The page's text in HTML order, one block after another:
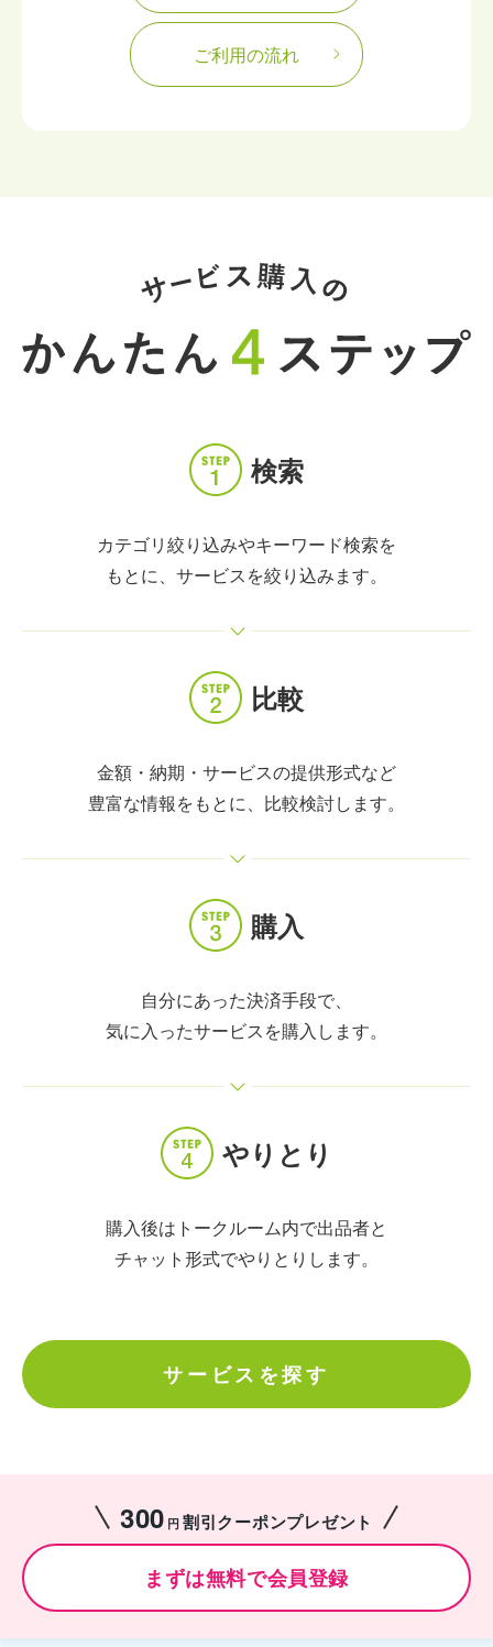
ご利用の流れ
検索
カテゴリ絞り込みやキーワード検索を
もとに、サービスを絞り込みます。
比較
金額・納期・サービスの提供形式など
豊富な情報をもとに、比較検討します。
購入
自分にあった決済手段で、
気に入ったサービスを購入します。
やりとり
購入後はトークルーム内で出品者と
チャット形式でやりとりします。
サービスを探す
300 円 割引クーポンプレゼント
まずは無料で会員登録